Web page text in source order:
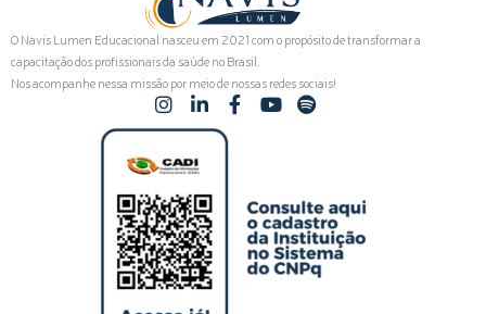
O Navis Lumen Educacional nasceu em 2021 com o propósito de transformar a
capacitação dos profissionais da saúde no Brasil.
Nos acompanhe nessa missão por meio de nossas redes sociais!
I
n
t
a
g
r
a
m
L
i
k
e
d
i
n
-
i
n
F
a
Y
b
e
S
p
f
y